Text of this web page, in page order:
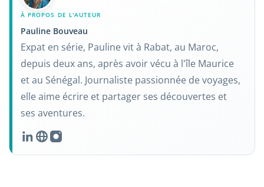
À PROPOS DE L'AUTEUR
Pauline Bouveau
Expat en série, Pauline vit à Rabat, au Maroc,
depuis deux ans, après avoir vécu à l'île Maurice
et au Sénégal. Journaliste passionnée de voyages,
elle aime écrire et partager ses découvertes et
ses aventures.